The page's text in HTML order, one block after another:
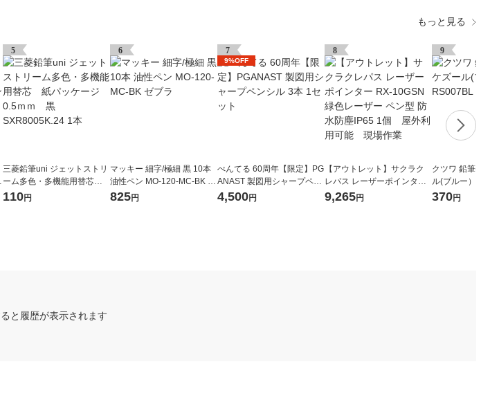
もっと見る
5
三菱鉛筆uni ジェットストリ
ーム多色・多機能用替芯
紙パッケージ 0.5ｍｍ 黒
110円
6
マッキー 細字/極細 黒 10本
油性ペン MO-120-MC-BK ゼ
ブラ
825円
7
9%OFF
ぺんてる 60周年【限定】PG
ANAST 製図用シャープペン
シル 3本 1セット
4,500円
8
【アウトレット】サクラク
レパス レーザーポインター
RX-10GSN 緑色レーザー ペ
ン型 防水防塵IP65 1個 屋
9,265円
9
クツワ 鉛筆け
ル(ブルー）
370円
と履歴が表示されます